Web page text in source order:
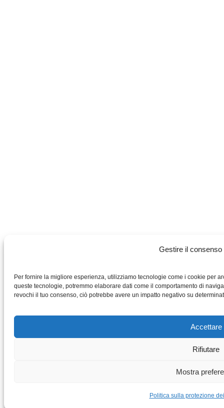
Gestire il consenso
Per fornire la migliore esperienza, utilizziamo tecnologie come i cookie per
queste tecnologie, potremmo elaborare dati come il comportamento di
revochi il tuo consenso, ciò potrebbe avere un impatto negativo su
Accettare
Rifiutare
Mostra
Politica sulla protezione